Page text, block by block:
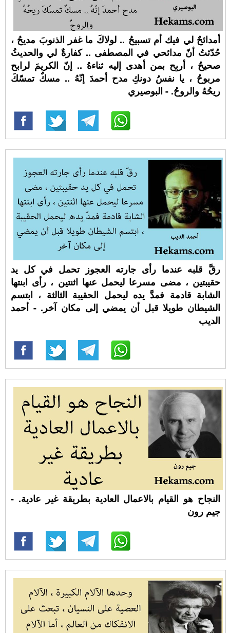
أمدائحٌ لي فيك أم تسبيحُ .. لولاكَ ما غفر الذنوبَ مديحُ ،
حُدّثتُ أنّ مدائحي في المصطفى .. كفارةٌ لي والحديثُ
صحيحُ ، أربِح بمن أهدى إليه ثناءهُ .. إنّ الكريمَ لرابح
مربوحُ ، يا نفسُ دونكِ مدح أحمدَ إنّهُ .. مسكٌ تمسّكَ
ريحُهُ والروحُ. - البوصيري
رقَّ قلبه عندما رأى جارته العجوز تحمل في كل يد
حقيبتين ، مضى مسرعا ليحمل عنها اثنتين ، رأى ابنتها
الشابة قادمة فمدَّ يده ليحمل الحقيبة الثالثة ، ابتسم
الشيطان طويلا قبل أن يمضي إلى مكان آخر. - أحمد
الديب
النجاح هو القيام بالاعمال العادية بطريقة غير عادية. -
جيم رون